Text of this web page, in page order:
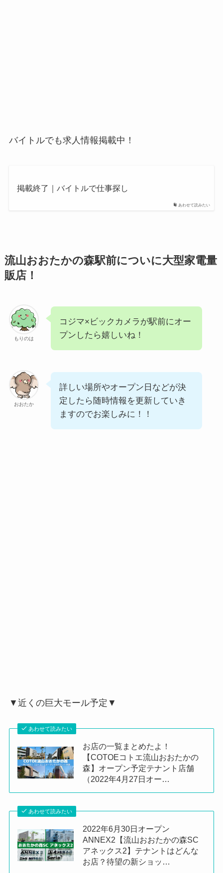
バイトルでも求人情報掲載中！
あわせて読みたい
掲載終了｜バイトルで仕事探し
流山おおたかの森駅前についに大型家電量
販店！
もりのは
コジマ×ビックカメラが駅前にオー
プンしたら嬉しいね！
おおたか
詳しい場所やオープン日などが決
定したら随時情報を更新していき
ますのでお楽しみに！！
▼近くの巨大モール予定▼
あわせて読みたい
お店の一覧まとめたよ！
【COTOEコトエ流山おおたかの
森】オープン予定テナント店舗
（2022年4月27日オー…
あわせて読みたい
2022年6月30日オープン
ANNEX2【流山おおたかの森SC
アネックス2】テナントはどんな
お店？待望の新ショッ…